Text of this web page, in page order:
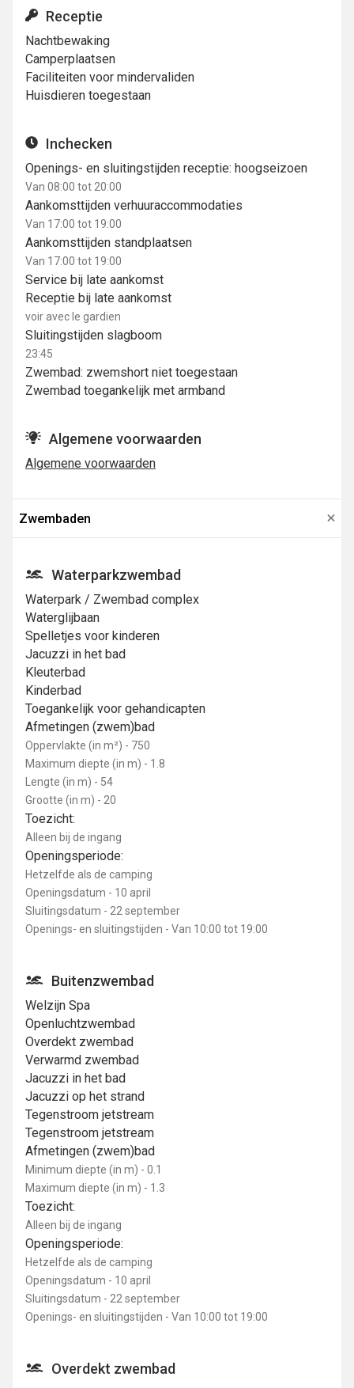
Receptie
Nachtbewaking
Camperplaatsen
Faciliteiten voor mindervaliden
Huisdieren toegestaan
Inchecken
Openings- en sluitingstijden receptie: hoogseizoen
Van 08:00 tot 20:00
Aankomsttijden verhuuraccommodaties
Van 17:00 tot 19:00
Aankomsttijden standplaatsen
Van 17:00 tot 19:00
Service bij late aankomst
Receptie bij late aankomst
voir avec le gardien
Sluitingstijden slagboom
23:45
Zwembad: zwemshort niet toegestaan
Zwembad toegankelijk met armband
Algemene voorwaarden
Algemene voorwaarden
Zwembaden
Waterparkzwembad
Waterpark / Zwembad complex
Waterglijbaan
Spelletjes voor kinderen
Jacuzzi in het bad
Kleuterbad
Kinderbad
Toegankelijk voor gehandicapten
Afmetingen (zwem)bad
Oppervlakte (in m²) - 750
Maximum diepte (in m) - 1.8
Lengte (in m) - 54
Grootte (in m) - 20
Toezicht:
Alleen bij de ingang
Openingsperiode:
Hetzelfde als de camping
Openingsdatum - 10 april
Sluitingsdatum - 22 september
Openings- en sluitingstijden - Van 10:00 tot 19:00
Buitenzwembad
Welzijn Spa
Openluchtzwembad
Overdekt zwembad
Verwarmd zwembad
Jacuzzi in het bad
Jacuzzi op het strand
Tegenstroom jetstream
Tegenstroom jetstream
Afmetingen (zwem)bad
Minimum diepte (in m) - 0.1
Maximum diepte (in m) - 1.3
Toezicht:
Alleen bij de ingang
Openingsperiode:
Hetzelfde als de camping
Openingsdatum - 10 april
Sluitingsdatum - 22 september
Openings- en sluitingstijden - Van 10:00 tot 19:00
Overdekt zwembad